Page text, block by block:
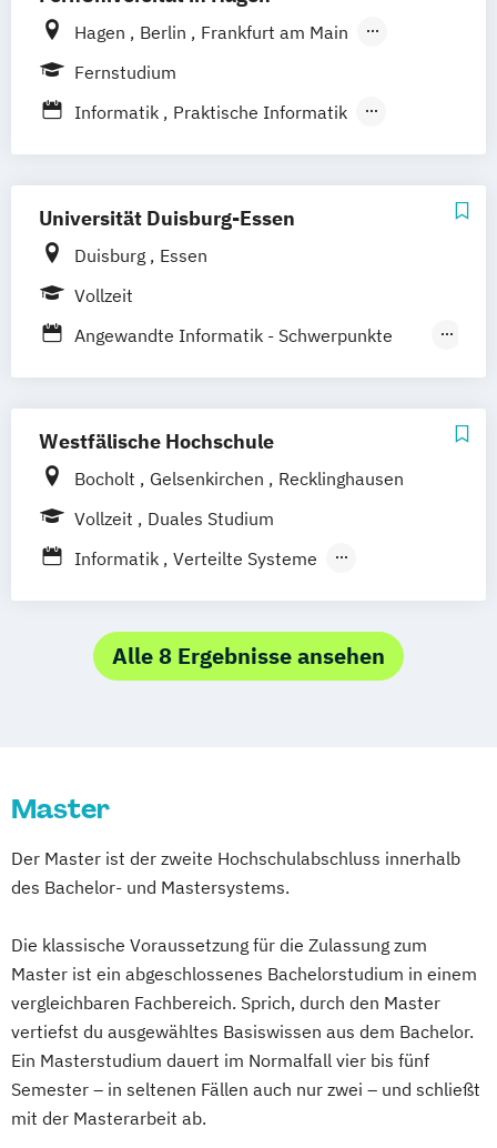
Software Development and Management
Virtual Worlds
Hagen Berlin
Frankfurt am Main
Hamburg
Stuttgart
Nürnberg Bonn
Fernstudium
Informatik
Praktische Informatik
Universität Duisburg-Essen
Duisburg
Essen
Vollzeit
Angewandte Informatik - Schwerpunkte
Engineering
Wirtschaftsinformatik (VAWI - virtuelle
Weiterbildung)
Wirtschaftsinformatik – bilingual
Westfälische Hochschule
Bocholt Gelsenkirchen
Recklinghausen
Vollzeit
Duales Studium
Informatik
Verteilte Systeme
Alle 8 Ergebnisse ansehen
Master
Der Master ist der zweite Hochschulabschluss innerhalb
des Bachelor- und Mastersystems.
Die klassische Voraussetzung für die Zulassung zum
Master ist ein abgeschlossenes Bachelorstudium in einem
vergleichbaren Fachbereich. Sprich, durch den Master
vertiefst du ausgewähltes Basiswissen aus dem Bachelor.
Ein Masterstudium dauert im Normalfall vier bis fünf
Semester – in seltenen Fällen auch nur zwei – und schließt
mit der Masterarbeit ab.